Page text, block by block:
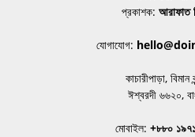
প্রকাশক: আরাফাত
যোগাযোগ:
কাচারীপাড়া,
ঈশ্বরদী ৬৬২০,
মোবাইল: +৮৮০